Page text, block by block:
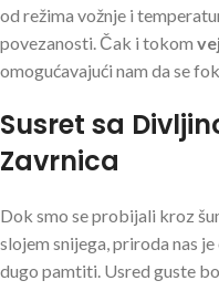
od režima vožnje i
povezanosti. Čak i tokom
omogućavajući nam da se
Susret sa
Zavrnica
Dok smo se probijali kroz
slojem snijega, priroda nas
dugo pamtiti. Usred guste